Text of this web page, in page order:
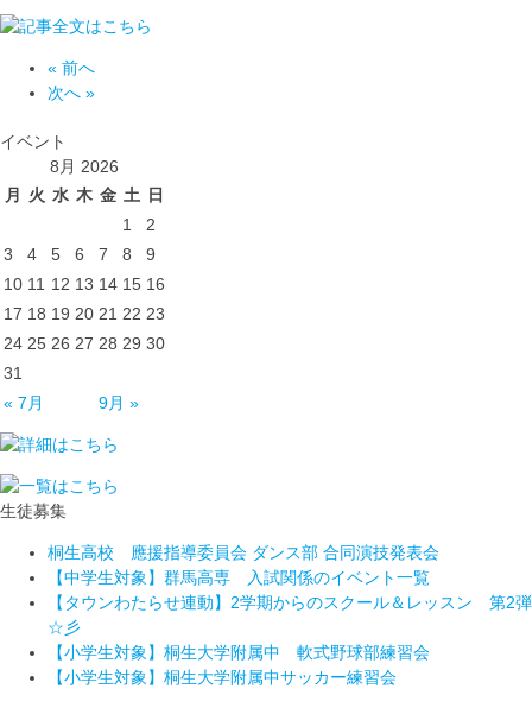
« 前へ
次へ »
イベント
8月 2026
月
火 水 木 金 土
日
1
2
3
4 5 6 7 8
9
10 11 12 13 14 15 16
17 18 19 20 21 22 23
24 25 26 27 28 29 30
31
« 7月
9月 »
生徒募集
桐生高校 應援指導委員会 ダンス部 合同演技発表会
【中学生対象】群馬高専 入試関係のイベント一覧
【タウンわたらせ連動】2学期からのスクール＆レッスン 第2弾
☆彡
【小学生対象】桐生大学附属中 軟式野球部練習会
【小学生対象】桐生大学附属中サッカー練習会